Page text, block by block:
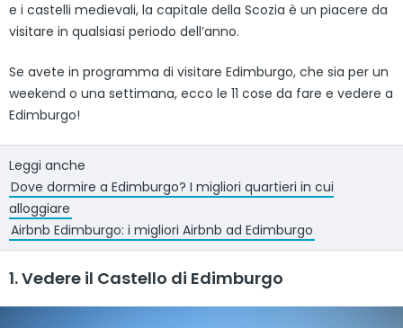
e i castelli medievali, la capitale della Scozia è un piacere da
visitare in qualsiasi periodo dell’anno.
Se avete in programma di visitare Edimburgo, che sia per un
weekend o una settimana, ecco le 11 cose da fare e vedere a
Edimburgo!
Leggi anche
Dove dormire a Edimburgo? I migliori quartieri in cui
alloggiare
Airbnb Edimburgo: i migliori Airbnb ad Edimburgo
1. Vedere il Castello di Edimburgo